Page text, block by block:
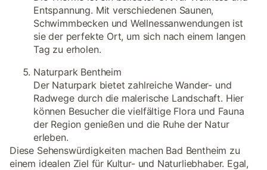
Entspannung. Mit verschiedenen Saunen,
Schwimmbecken und Wellnessanwendungen ist
sie der perfekte Ort, um sich nach einem langen
Tag zu erholen.
Naturpark Bentheim
Der Naturpark bietet zahlreiche Wander- und
Radwege durch die malerische Landschaft. Hier
können Besucher die vielfältige Flora und Fauna
der Region genießen und die Ruhe der Natur
erleben.
Diese Sehenswürdigkeiten machen Bad Bentheim zu
einem idealen Ziel für Kultur- und Naturliebhaber. Egal,